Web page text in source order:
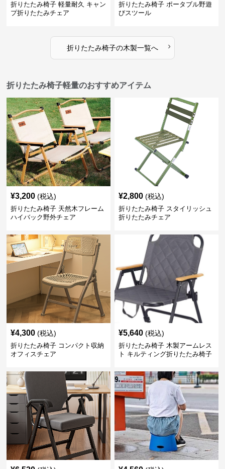
折りたたみ椅子 軽量耐久 キャン
プ折りたたみチェア
折りたたみ椅子 ポータブル野遊
びスツール
折りたたみ椅子の木製一覧へ ›
折りたたみ椅子軽量のおすすめアイテム
¥3,200 (税込)
折りたたみ椅子 天然木フレーム
ハイバック野外チェア
¥2,800 (税込)
折りたたみ椅子 スタイリッシュ
折りたたみチェア
¥4,300 (税込)
折りたたみ椅子 コンパクト収納
オフィスチェア
¥5,640 (税込)
折りたたみ椅子 木製アームレス
ト キルティング折りたたみ椅子